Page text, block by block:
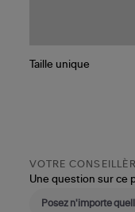
Taille unique
VOTRE
Une question sur ce